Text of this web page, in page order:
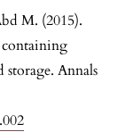
M. (2015).
containing
Annals